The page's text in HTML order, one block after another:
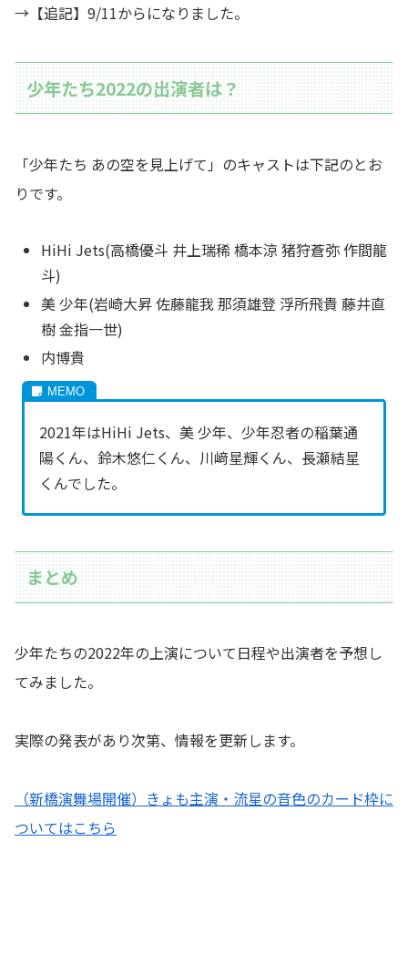
→【追記】9/11からになりました。
少年たち2022の出演者は？
「少年たち あの空を見上げて」のキャストは下記のとお
りです。
HiHi Jets(高橋優斗 井上瑞稀 橋本涼 猪狩蒼弥 作間龍
斗)
美 少年(岩崎大昇 佐藤龍我 那須雄登 浮所飛貴 藤井直
樹 金指一世)
内博貴
2021年はHiHi Jets、美 少年、少年忍者の稲葉通
陽くん、鈴木悠仁くん、川﨑星輝くん、長瀬結星
くんでした。
まとめ
少年たちの2022年の上演について日程や出演者を予想し
てみました。
実際の発表があり次第、情報を更新します。
（新橋演舞場開催）きょも主演・流星の音色のカード枠に
ついてはこちら